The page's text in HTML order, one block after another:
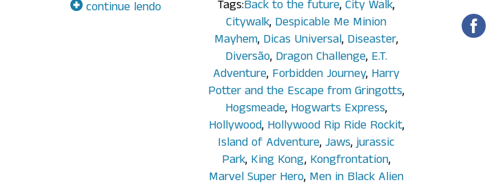
continue lendo Tags:Back to the future, City Walk,
Citywalk, Despicable Me Minion
Mayhem, Dicas Universal, Diseaster,
Diversão, Dragon Challenge, E.T.
Adventure, Forbidden Journey, Harry
Potter and the Escape from Gringotts,
Hogsmeade, Hogwarts Express,
Hollywood, Hollywood Rip Ride Rockit,
Island of Adventure, Jaws,jurassic
Park, King Kong, Kongfrontation,
Marvel Super Hero, Men in Black Alien